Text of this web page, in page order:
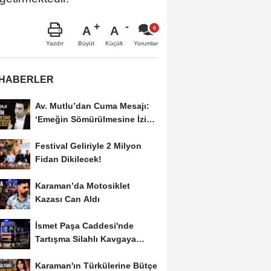
Yazdır
A
Büyüt
A
Küçült Yorumlar
Av. Mutlu’dan Cuma Mesajı:
‘Emeğin Sömürülmesine İzin
Festival Geliriyle 2 Milyon
Fidan Dikilecek!
Karaman’da Motosiklet
Kazası Can Aldı
İsmet Paşa Caddesi'nde
Tartışma Silahlı Kavgaya
Karaman'ın Türkülerine Bütçe